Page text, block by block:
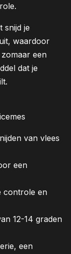
snijd je
waardoor
een
dat je
van vlees
een
controle en
12-14 graden
een